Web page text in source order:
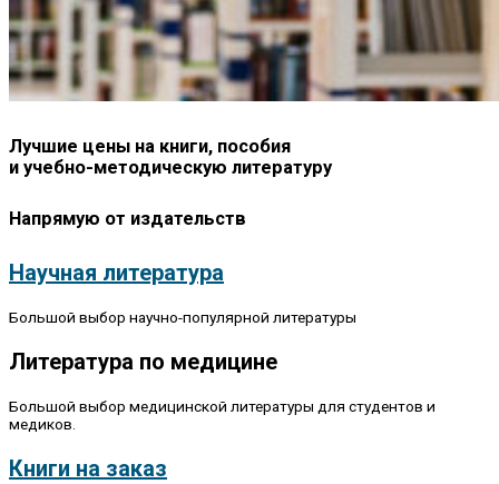
Лучшие цены на книги, пособия
и учебно-методическую литературу
Напрямую от издательств
Научная литература
Большой выбор научно-популярной литературы
Литература по медицине
Большой выбор медицинской литературы для студентов и
медиков.
Книги на заказ